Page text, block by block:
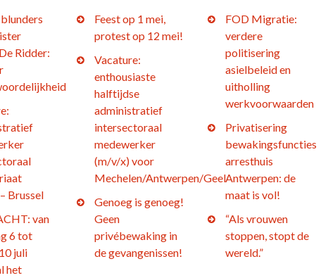
Ridder:
Brussel
van
6 tot
juli
het
Feest op 1 mei,
protest op 12 mei!
Vacature:
enthousiaste
halftijdse
administratief
intersectoraal
medewerker
(m/v/x) voor
Mechelen/Antwerpen/Geel
Genoeg is genoeg!
Geen
privébewaking in
de gevangenissen!
FOD Migratie:
verdere
politisering
asielbeleid en
uitholling
werkvoorwaarden
Privatisering
bewakingsfuncties
arresthuis
Antwerpen: de
maat is vol!
“Als vrouwen
stoppen, stopt de
wereld.”